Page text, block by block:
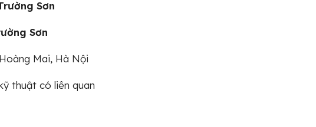
Sơn
Sơn
Mai, Hà Nội
thuật có liên quan